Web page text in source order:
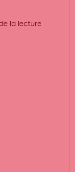
la lecture